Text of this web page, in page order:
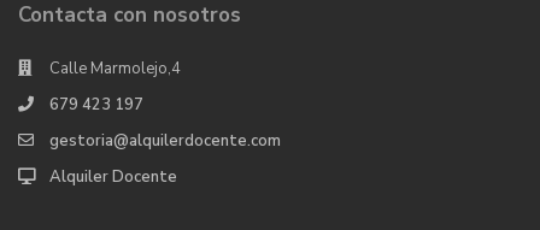
Contacta con nosotros
Calle Marmolejo,4
679 423 197
gestoria@alquilerdocente.com
Alquiler Docente